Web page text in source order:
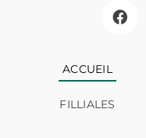
ACCUEIL
FILLIALES